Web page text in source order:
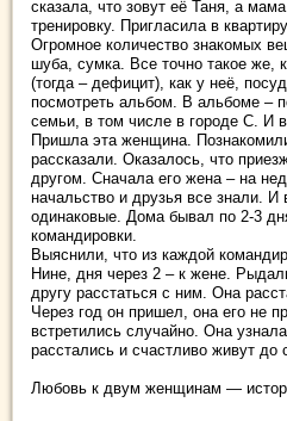
сказала, что зовут её Таня, а
тренировку. Пригласила в
Огромное количество знакомых
шуба, сумка. Все точно такое же,
(тогда – дефицит), как у неё,
посмотреть альбом. В альбоме –
семьи, в том числе в городе С. И
Пришла эта женщина.
рассказали. Оказалось, что
другом. Сначала его жена – на
начальство и друзья все знали.
одинаковые. Дома бывал по 2-3
командировки.
Выяснили, что из каждой
Нине, дня через 2 – к жене.
другу расстаться с ним. Она
Через год он пришел, она его не
встретились случайно. Она
расстались и счастливо живут до
Любовь к двум женщинам —